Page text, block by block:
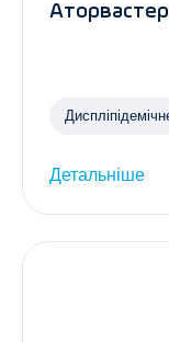
Детальніше